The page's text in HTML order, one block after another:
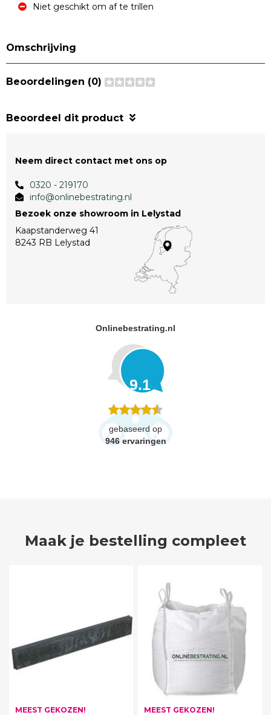
Niet geschikt om af te trillen
Omschrijving
Beoordelingen (0)
Beoordeel dit product
Neem direct contact met ons op
0320 - 219170
info@onlinebestrating.nl
Bezoek onze showroom in Lelystad
Kaapstanderweg 41
8243 RB Lelystad
Onlinebestrating.nl
9.1
gebaseerd op
946 ervaringen
Maak je bestelling compleet
MEEST GEKOZEN! MEEST GEKOZEN!